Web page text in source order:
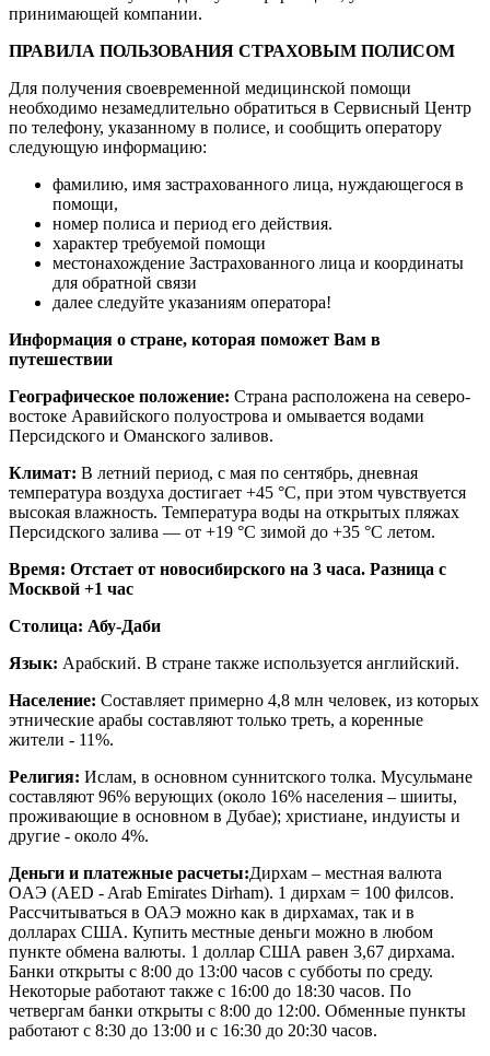
принимающей компании.
ПРАВИЛА ПОЛЬЗОВАНИЯ СТРАХОВЫМ ПОЛИСОМ
Для получения своевременной медицинской помощи
необходимо незамедлительно обратиться в Сервисный Центр
по телефону, указанному в полисе, и сообщить оператору
следующую информацию:
фамилию, имя застрахованного лица, нуждающегося в
помощи,
номер полиса и период его действия.
характер требуемой помощи
местонахождение Застрахованного лица и координаты
для обратной связи
далее следуйте указаниям оператора!
Информация о стране, которая поможет Вам в
путешествии
Географическое положение: Страна расположена на северо-
востоке Аравийского полуострова и омывается водами
Персидского и Оманского заливов.
Климат: В летний период, с мая по сентябрь, дневная
температура воздуха достигает +45 °C, при этом чувствуется
высокая влажность. Температура воды на открытых пляжах
Персидского залива — от +19 °C зимой до +35 °C летом.
Время: Отстает от новосибирского на 3 часа. Разница с
Москвой +1 час
Столица: Абу-Даби
Язык: Арабский. В стране также используется английский.
Население: Составляет примерно 4,8 млн человек, из которых
этнические арабы составляют только треть, а коренные
жители - 11%.
Религия: Ислам, в основном суннитского толка. Мусульмане
составляют 96% верующих (около 16% населения – шииты,
проживающие в основном в Дубае); христиане, индуисты и
другие - около 4%.
Деньги и платежные расчеты:Дирхам – местная валюта
OAЭ (AED - Arab Emirates Dirham). 1 дирхам = 100 филсов.
Рассчитываться в ОАЭ можно как в дирхамах, так и в
долларах США. Купить местные деньги можно в любом
пункте обмена валюты. 1 доллар США равен 3,67 дирхама.
Банки открыты с 8:00 до 13:00 часов с субботы по среду.
Некоторые работают также с 16:00 до 18:30 часов. По
четвергам банки открыты с 8:00 до 12:00. Обменные пункты
работают с 8:30 до 13:00 и с 16:30 до 20:30 часов.